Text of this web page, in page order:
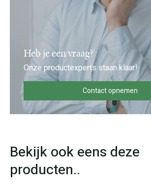
Heb je een vraag?
Onze productexperts staan klaar!
Contact opnemen